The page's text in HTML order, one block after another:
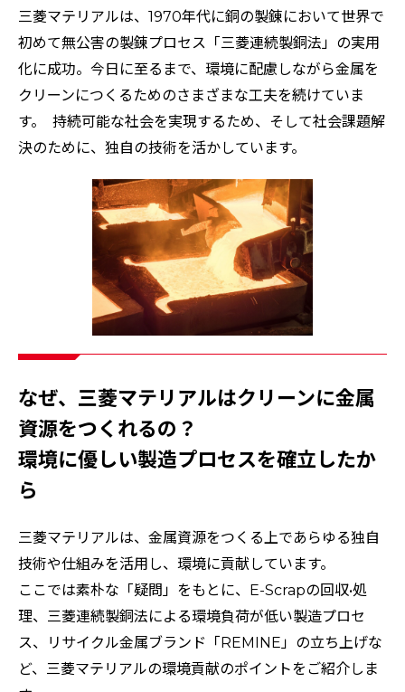
三菱マテリアルは、1970年代に銅の製錬において世界で
初めて無公害の製錬プロセス「三菱連続製銅法」の実用
化に成功。今日に至るまで、環境に配慮しながら金属を
クリーンにつくるためのさまざまな工夫を続けていま
す。 持続可能な社会を実現するため、そして社会課題解
決のために、独自の技術を活かしています。
なぜ、三菱マテリアルはクリーンに金属
資源をつくれるの？
環境に優しい製造プロセスを確立したか
ら
三菱マテリアルは、金属資源をつくる上であらゆる独自
技術や仕組みを活用し、環境に貢献しています。
ここでは素朴な「疑問」をもとに、E-Scrapの回収•処
理、三菱連続製銅法による環境負荷が低い製造プロセ
ス、リサイクル金属ブランド「REMINE」の立ち上げな
ど、三菱マテリアルの環境貢献のポイントをご紹介しま